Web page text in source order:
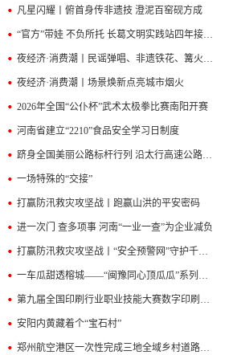
凡星闪耀丨俯首身传非遗技 澄泥百窑砚方成
“官方”带娃 不负所托 长葛文明实践站四年接力破解暑期看护难
夜经济·消费潮丨民谣弹唱、非遗铁花、篝火晚会……夜晚的乡村 人气更旺了
夜经济·消费潮丨场景焕新点亮城市烟火
2026年全国“公仆杯”武术太极拳比赛南阳开赛
河南省建立“2210”食品安全学习日制度
跻身全国美丽公路标杆行列 沿太行高速公路安阳段究竟有多美
一场特殊的“交接”
打赢防汛救灾攻坚战丨跑赢山洪的平安密码
进一次门 查多项事 河南“一业一查”为企业减负
打赢防汛救灾攻坚战丨“安全预警网”守护千家万户
一车瓜甜透榕城——“闽豫同心顶瓜瓜”系列报道
第九届全国印刷行业职业技能大赛数字印刷员决赛在郑开赛
安阳内黄藏着个“宝石村”
郑州航空港区一次性完成三地全域乡村道路备案上图 2306条路有了“大名儿”